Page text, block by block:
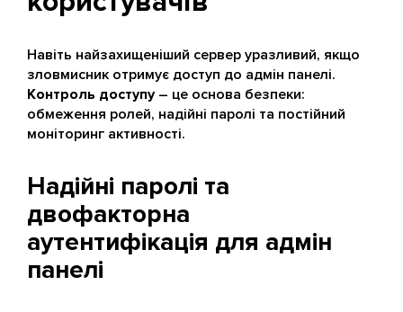
Навіть найзахищеніший сервер уразливий, якщо
зловмисник отримує доступ до адмін панелі.
Контроль доступу– це основа безпеки:
обмеження ролей, надійні паролі та постійний
моніторинг активності.
Надійні паролі та
двофакторна
аутентифікація для адмін
панелі